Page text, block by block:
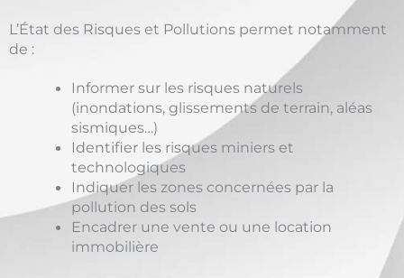
L’État des Risques et Pollutions permet notamment
de :
Informer sur les risques naturels
(inondations, glissements de terrain, aléas
sismiques…)
Identifier les risques miniers et
technologiques
Indiquer les zones concernées par la
pollution des sols
Encadrer une vente ou une location
immobilière